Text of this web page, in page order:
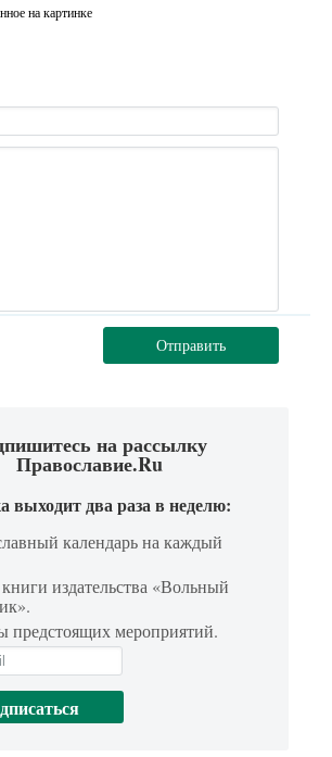
на картинке
Отправить
на рассылку
Православие.Ru
выходит два раза в неделю:
календарь на каждый
издательства «Вольный
предстоящих мероприятий.